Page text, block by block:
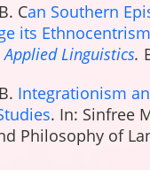
Can Southern
its Ethnocentrism
Linguistics.
Integrationism
. In: Sinfree
Philosophy of